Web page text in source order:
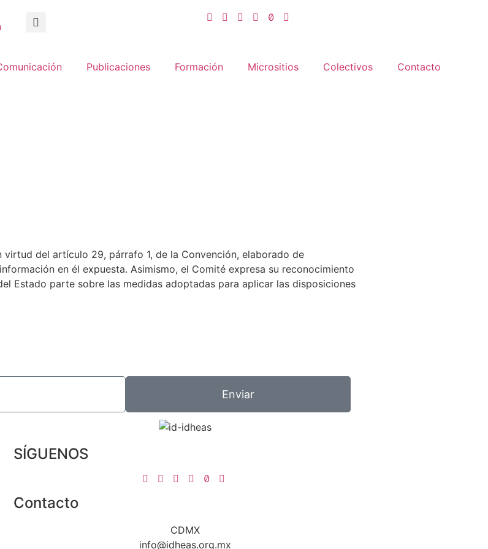
Publicaciones Formación Micrositios Colectivos Contacto
del artículo 29, párrafo 1, de la Convención, elaborado de
en él expuesta. Asimismo, el Comité expresa su reconocimiento
Estado parte sobre las medidas adoptadas para aplicar las disposiciones
Enviar
SÍGUENOS
Contacto
CDMX
info@idheas.org.mx